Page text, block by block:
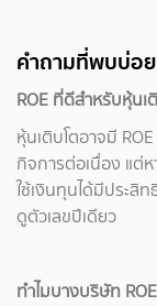
คำถามที่พบบ่อย
ROE ที่ดีสำหรับหุ้นเ
หุ้นเติบโตอาจมี
กิจการต่อเนื่อง แต่
ใช้เงินทุนได้มีประ
ดูตัวเลขปีเดียว
ทำไมบางบริษัท